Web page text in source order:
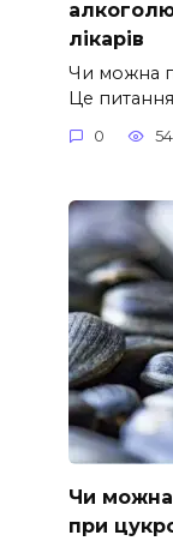
лікарів
Чи можна
Це питання
0 54
Чи можна
при